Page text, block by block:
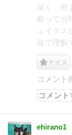
深く、何
曲って当
ェイクス
味で理解
ナイス
コメント
ehirano1